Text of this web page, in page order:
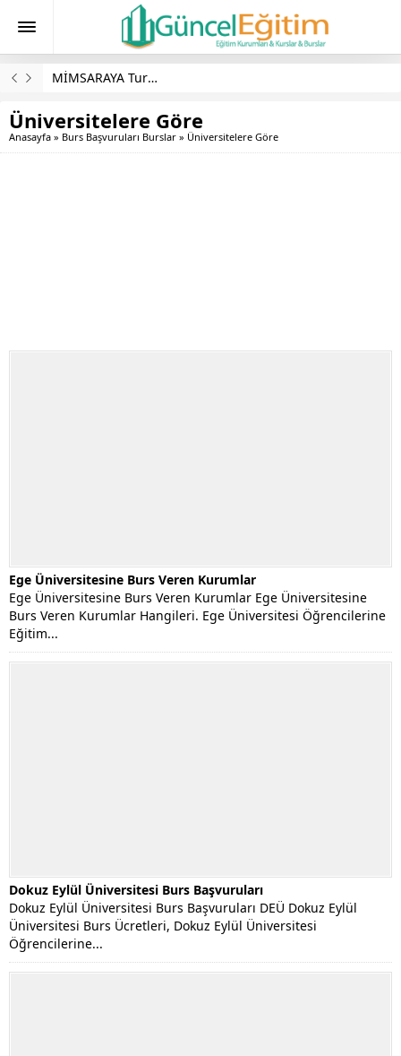
MİMSARAYA Turizm Burs Başvuruları
Üniversitelere Göre
Anasayfa » Burs Başvuruları Burslar » Üniversitelere Göre
Ege Üniversitesine Burs Veren Kurumlar
Ege Üniversitesine Burs Veren Kurumlar Ege Üniversitesine
Burs Veren Kurumlar Hangileri. Ege Üniversitesi Öğrencilerine
Eğitim...
Dokuz Eylül Üniversitesi Burs Başvuruları
Dokuz Eylül Üniversitesi Burs Başvuruları DEÜ Dokuz Eylül
Üniversitesi Burs Ücretleri, Dokuz Eylül Üniversitesi
Öğrencilerine...